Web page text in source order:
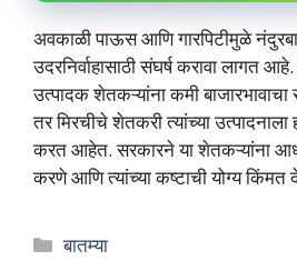
अवकाळी पाऊस आणि गारपिटीमुळे
उदरनिर्वाहासाठी संघर्ष करावा लागत
उत्पादक शेतकऱ्यांना कमी
तर मिरचीचे शेतकरी त्यांच्या उत्पादनाला
करत आहेत. सरकारने या शेतकऱ्यांना
करणे आणि त्यांच्या कष्टाची योग्य
Categories
बातम्या